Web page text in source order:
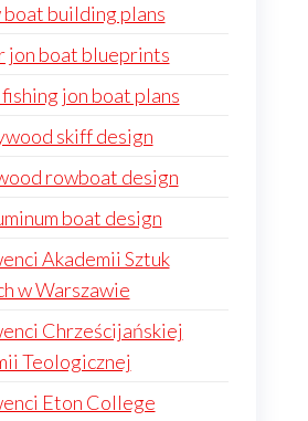
boat building plans
jon boat blueprints
fishing jon boat plans
skiff design
rowboat design
boat design
Akademii Sztuk
w Warszawie
Chrześcijańskiej
Teologicznej
Eton College